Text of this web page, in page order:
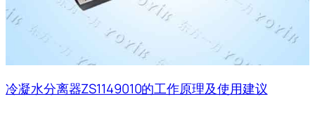
冷凝水分离器ZS1149010的工作原理及使用建议